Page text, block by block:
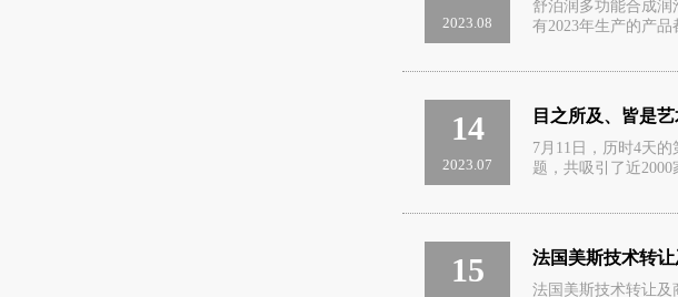
2023.08
舒泊润多功能合成润
有2023年生产的产
14
2023.07
目之所及、皆是
7月11日，历时4天
题，共吸引了近
15 法国美斯技术转
法国美斯技术转让及